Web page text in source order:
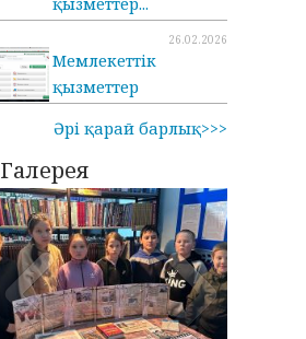
26.02.2026
Мемлекеттік
қызметтер
Әрі қарай барлық>>>
Галерея